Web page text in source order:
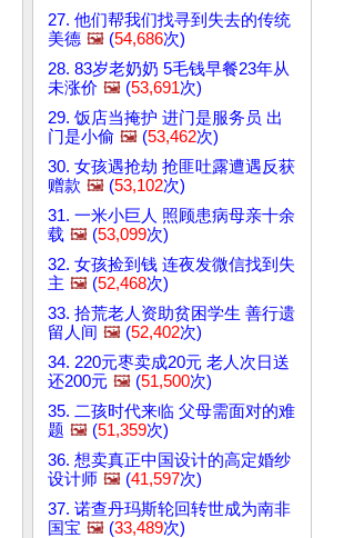
27. 他们帮我们找寻到失去的传统
美德 🖼️ (54,686次)
28. 83岁老奶奶 5毛钱早餐23年从
未涨价 🖼️ (53,691次)
29. 饭店当掩护 进门是服务员 出
门是小偷 🖼️ (53,462次)
30. 女孩遇抢劫 抢匪吐露遭遇反获
赠款 🖼️ (53,102次)
31. 一米小巨人 照顾患病母亲十余
载 🖼️ (53,099次)
32. 女孩捡到钱 连夜发微信找到失
主 🖼️ (52,468次)
33. 拾荒老人资助贫困学生 善行遗
留人间 🖼️ (52,402次)
34. 220元枣卖成20元 老人次日送
还200元 🖼️ (51,500次)
35. 二孩时代来临 父母需面对的难
题 🖼️ (51,359次)
36. 想卖真正中国设计的高定婚纱
设计师 🖼️ (41,597次)
37. 诺查丹玛斯轮回转世成为南非
国宝 🖼️ (33,489次)